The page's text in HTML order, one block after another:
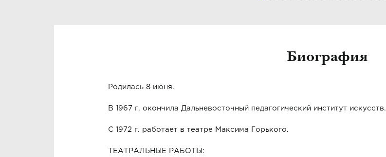
Биография
Родилась 8 июня.
В 1967 г. окончила Дальневосточный педагогический институт искусств.
С 1972 г. работает в театре Максима Горького.
ТЕАТРАЛЬНЫЕ РАБОТЫ: